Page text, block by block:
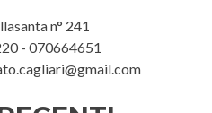
n° 241
- 070664651